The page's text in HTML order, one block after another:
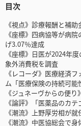
目次
《視点》診療報酬と補
《座標》四病協等が病
げ3.07％達成
《座標》日医が2024年
象外消費税を調査
《レコーダ》医療経済
ム「医療保険の持続可能
《ジュネーヴからの便
《論評》「医薬品のカ
《潮流》上野厚労相が
《潮流》中医協総会で